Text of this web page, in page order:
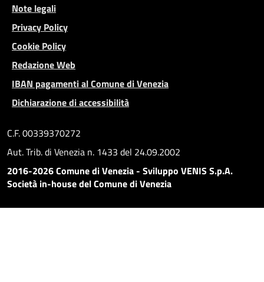
Note legali
Privacy Policy
Cookie Policy
Redazione Web
IBAN pagamenti al Comune di Venezia
Dichiarazione di accessibilità
C.F. 00339370272
Aut. Trib. di Venezia n. 1433 del 24.09.2002
2016-2026 Comune di Venezia - Sviluppo VENIS S.p.A.
Società in-house del Comune di Venezia